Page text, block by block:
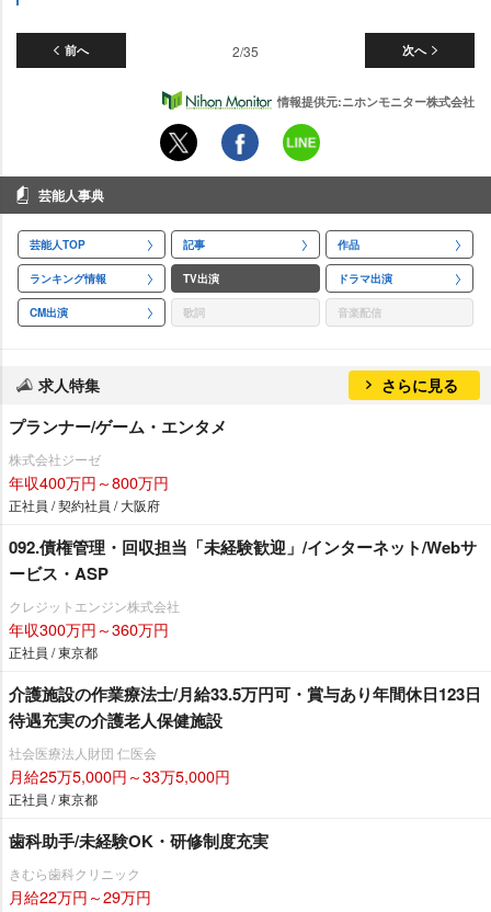
前へ 次へ
2/35
情報提供元:ニホンモニター株式会社
芸能人事典
芸能人TOP 記事 作品
ランキング情報 TV出演 ドラマ出演
CM出演 歌詞 音楽配信
求人特集 さらに見る
プランナー/ゲーム・エンタメ
株式会社ジーゼ
年収400万円～800万円
正社員 / 契約社員 / 大阪府
092.債権管理・回収担当「未経験歓迎」/インターネット/Webサ
ービス・ASP
クレジットエンジン株式会社
年収300万円～360万円
正社員 / 東京都
介護施設の作業療法士/月給33.5万円可・賞与あり年間休日123日
待遇充実の介護老人保健施設
社会医療法人財団 仁医会
月給25万5,000円～33万5,000円
正社員 / 東京都
歯科助手/未経験OK・研修制度充実
きむら歯科クリニック
月給22万円～29万円